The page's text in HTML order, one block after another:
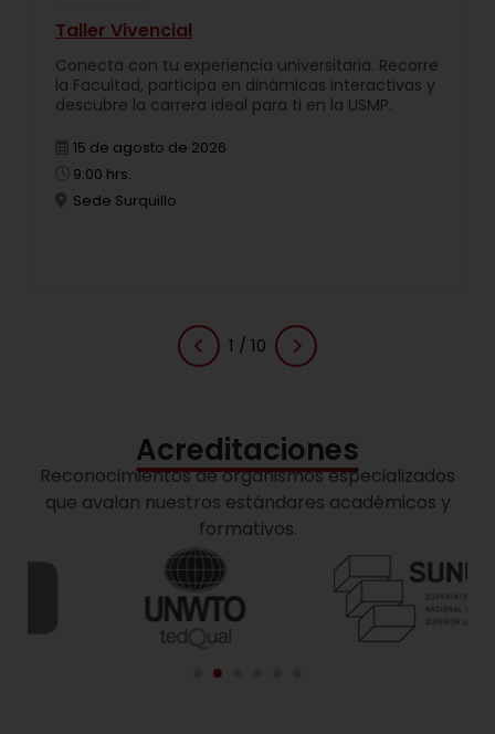
Taller Vivencial
Conecta con tu experiencia universitaria. Recorre
la Facultad, participa en dinámicas interactivas y
descubre la carrera ideal para ti en la USMP.
15 de agosto de 2026
9:00 hrs.
Sede Surquillo
1 / 10
Acreditaciones
Reconocimientos de organismos especializados
que avalan nuestros estándares académicos y
formativos.